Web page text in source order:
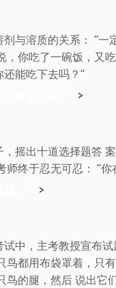
与溶质的关系： “一
，你吃了一碗饭，又
能吃下去吗？”
>
摇出十道选择题答
师终于忍无可忍： “你
>
中，主考教授宣布
都用布袋罩着，只有
的腿，然后 说出它